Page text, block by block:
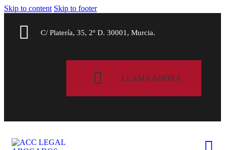
Skip to content Skip to footer
C/ Platería, 35, 2º D. 30001, Murcia.
LLAMA AHORA